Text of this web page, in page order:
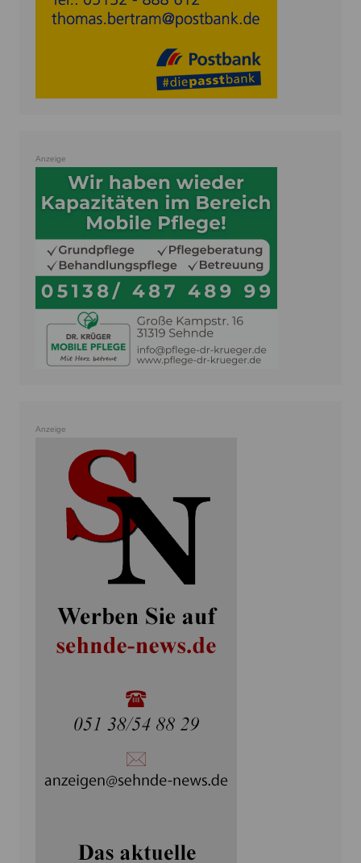
Anzeige
Anzeige